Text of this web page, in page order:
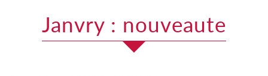
janvry : nouveaute